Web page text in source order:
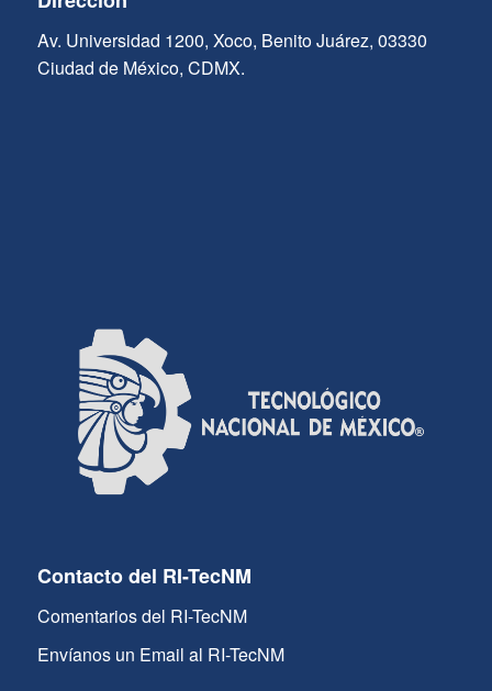
Av. Universidad 1200, Xoco, Benito Juárez, 03330
Ciudad de México, CDMX.
Contacto del RI-TecNM
Comentarios del RI-TecNM
Envíanos un Email al RI-TecNM